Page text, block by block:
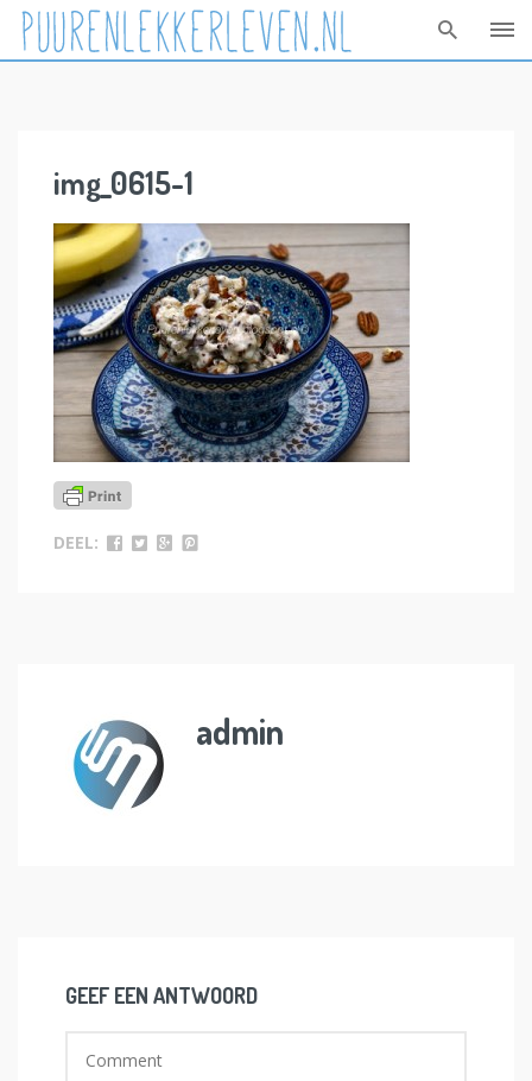
img_0615-1
DEEL:
admin
GEEF EEN ANTWOORD